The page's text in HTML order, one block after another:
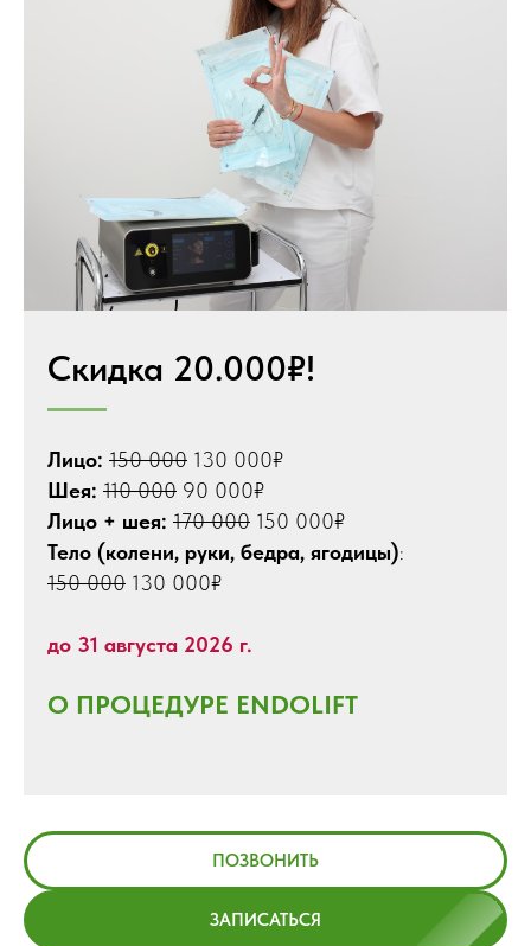
Скидка 20.000₽!
Лицо: 150 000 130 000₽
Шея: 110 000 90 000₽
Лицо + шея: 170 000 150 000₽
Тело (колени, руки, бедра, ягодицы):
150 000 130 000₽
до 31 августа 2026 г.
О ПРОЦЕДУРЕ ENDOLIFT
ПОЗВОНИТЬ
ЗАПИСАТЬСЯ